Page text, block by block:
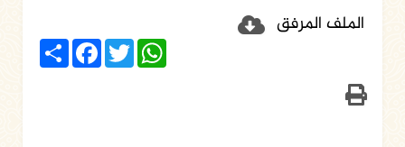
الملف المرفق
Share
FacebookTwitter
WhatsApp